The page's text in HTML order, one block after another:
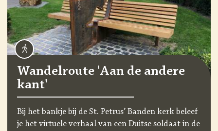
Wandelroute 'Aan de andere
kant'
Bij het bankje bij de St. Petrus’ Banden kerk beleef
je het virtuele verhaal van een Duitse soldaat in de